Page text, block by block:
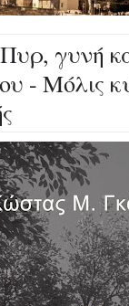
γυνή
- Μόλις